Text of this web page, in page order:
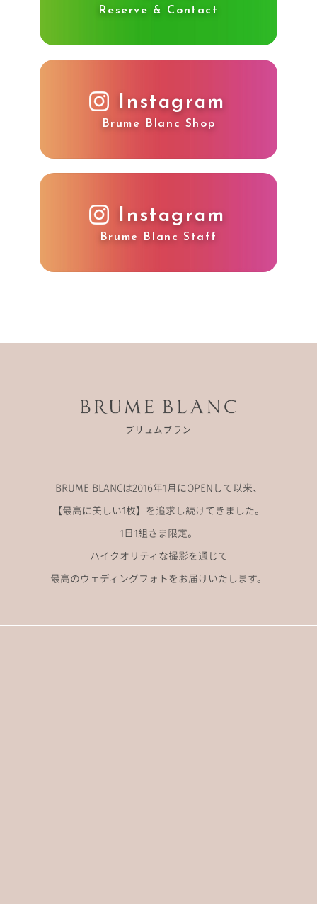
Reserve & Contact
Instagram
Brume Blanc Shop
Instagram
Brume Blanc Staff
BRUME BLANCは2016年1月にOPENして以来、
【最高に美しい1枚】を追求し続けてきました。
1日1組さま限定。
ハイクオリティな撮影を通じて
最高のウェディングフォトをお届けいたします。